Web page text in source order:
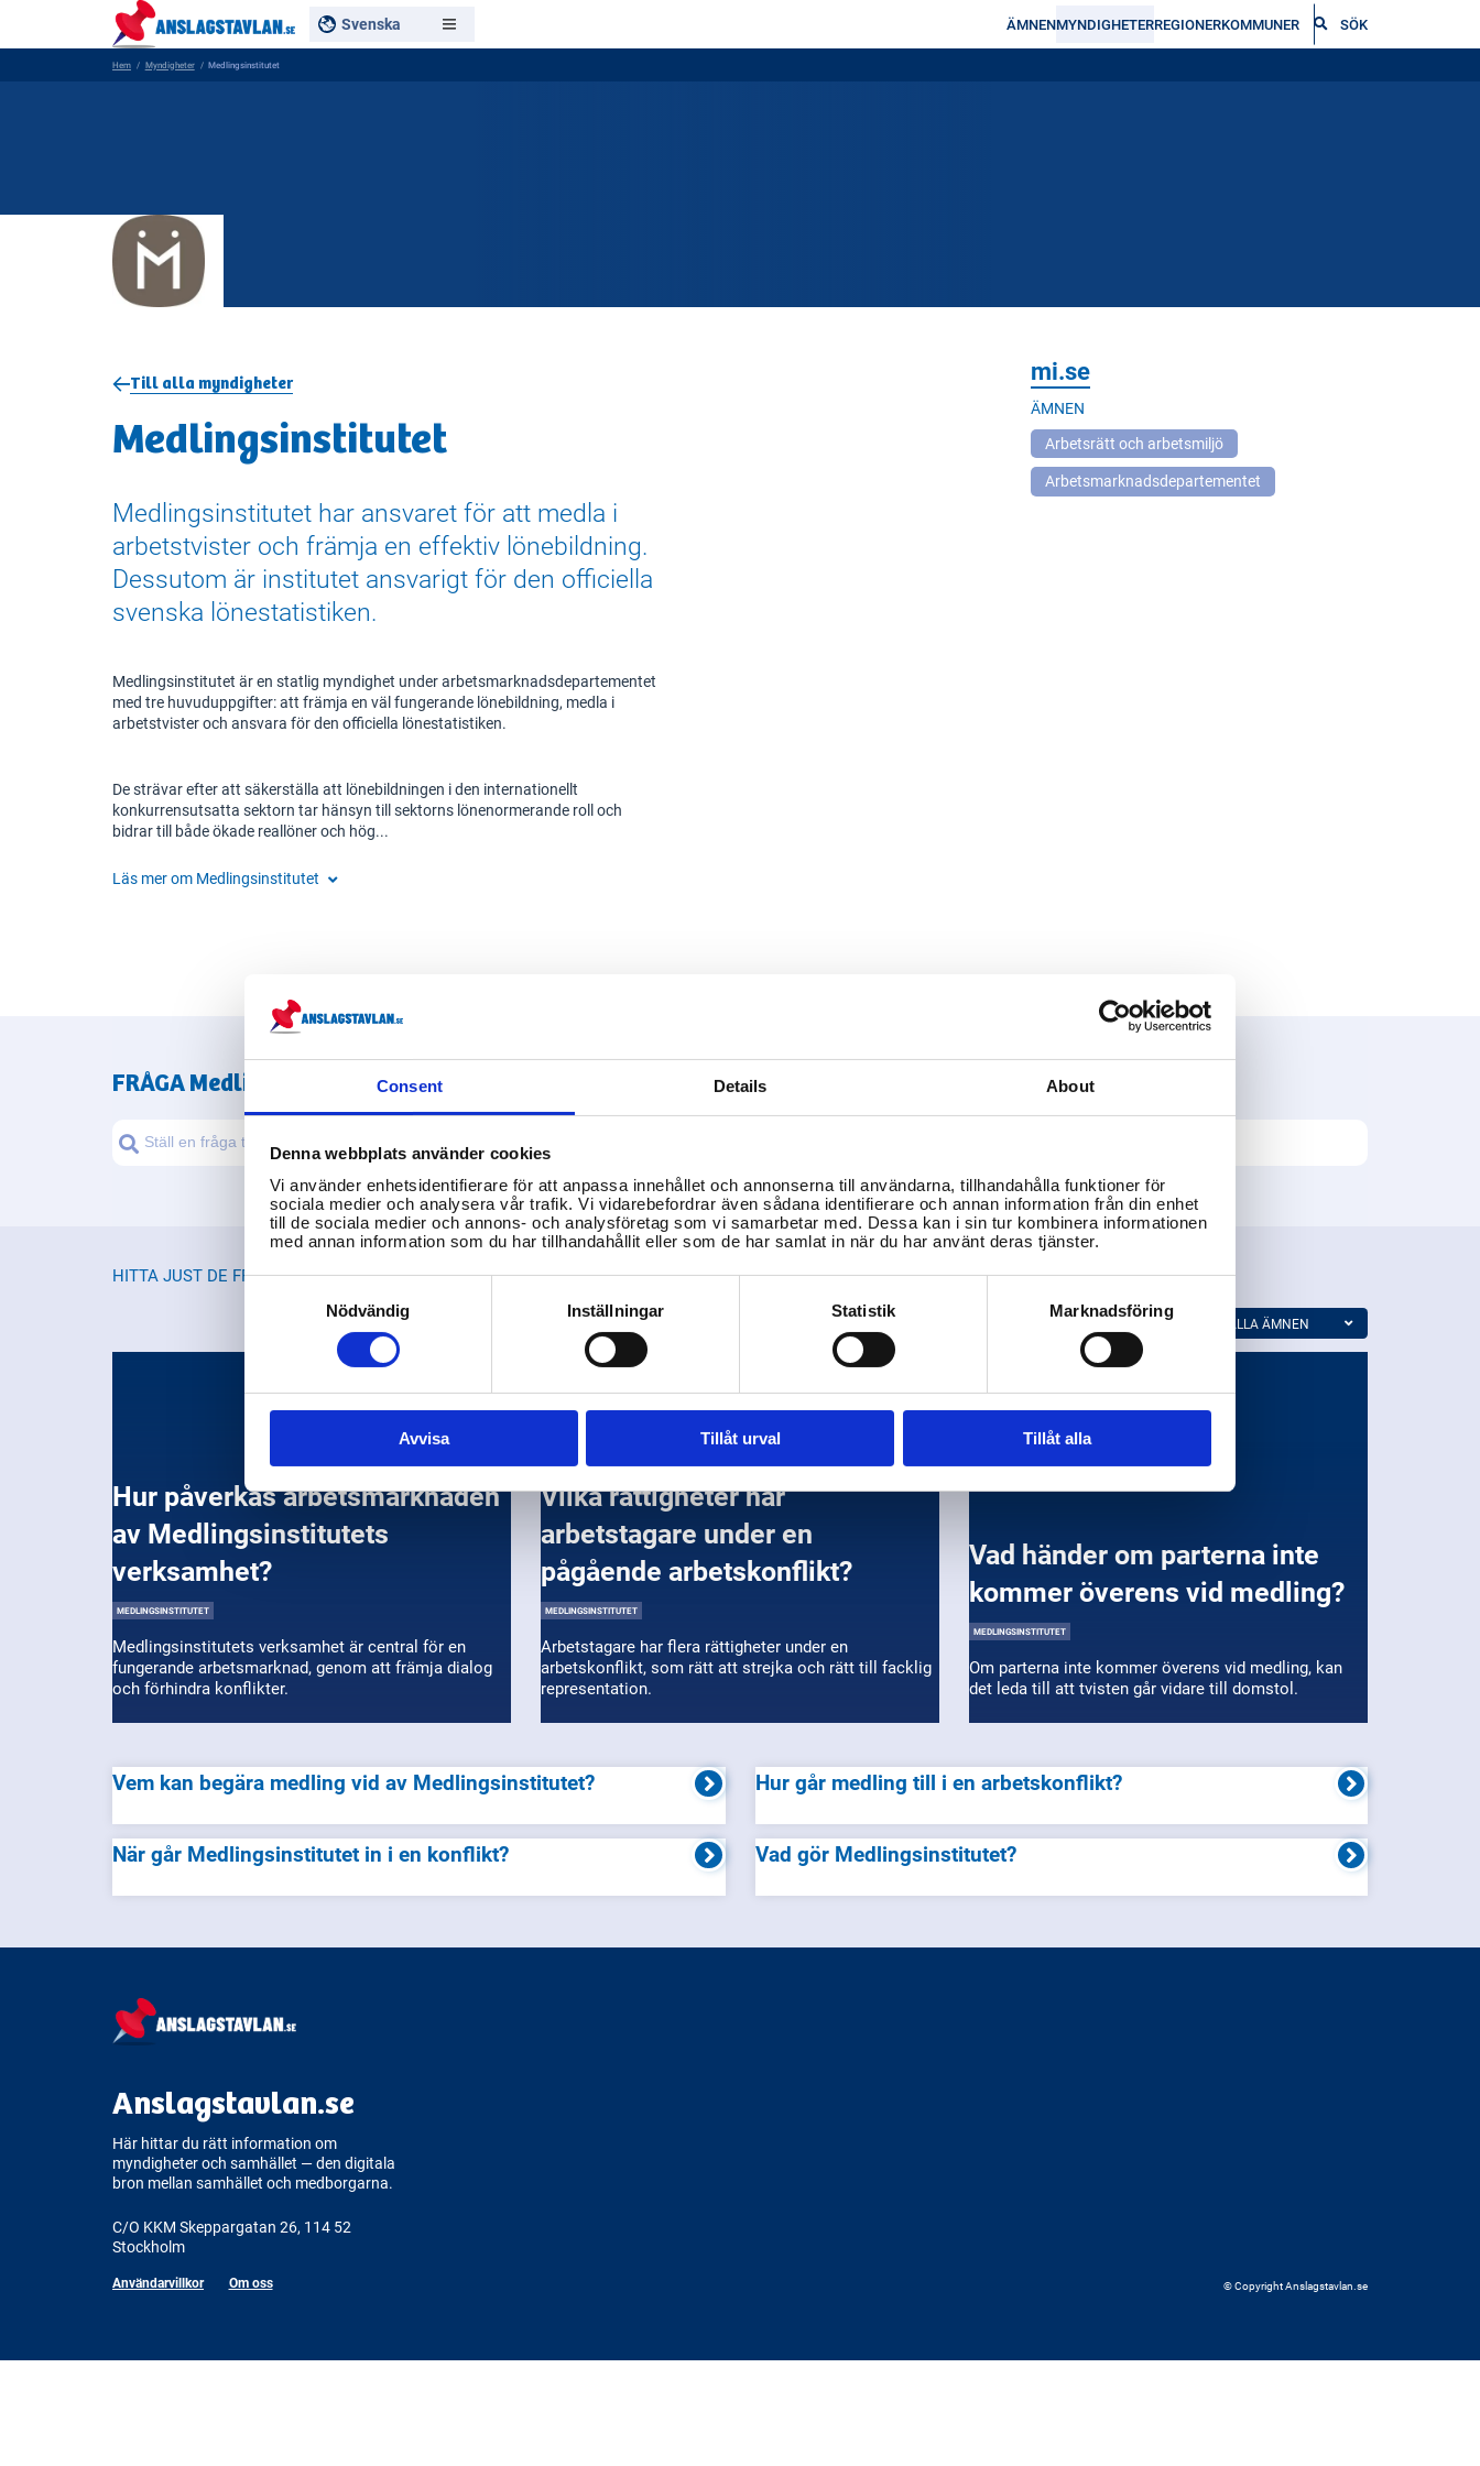
Consent Details About
Denna webbplats använder cookies
Vi använder enhetsidentifierare för att anpassa innehållet och annonserna till användarna, tillhandahålla funktioner för
sociala medier och analysera vår trafik. Vi vidarebefordrar även sådana identifierare och annan information från din enhet
till de sociala medier och annons- och analysföretag som vi samarbetar med. Dessa kan i sin tur kombinera informationen
med annan information som du har tillhandahållit eller som de har samlat in när du har använt deras tjänster.
Consent
Nödvändig Inställningar Statistik Marknadsföring
Avvisa Tillåt urval Tillåt alla
Svenska ÄMNENMYNDIGHETERREGIONERKOMMUNER SÖK
Hem Myndigheter Medlingsinstitutet
Till alla myndigheter
Medlingsinstitutet
Medlingsinstitutet har ansvaret för att medla i
arbetstvister och främja en effektiv lönebildning.
Dessutom är institutet ansvarigt för den officiella
svenska lönestatistiken.
Medlingsinstitutet är en statlig myndighet under arbetsmarknadsdepartementet
med tre huvuduppgifter: att främja en väl fungerande lönebildning, medla i
arbetstvister och ansvara för den officiella lönestatistiken.
De strävar efter att säkerställa att lönebildningen i den internationellt
konkurrensutsatta sektorn tar hänsyn till sektorns lönenormerande roll och
bidrar till både ökade reallöner och hög...
Läs mer om Medlingsinstitutet
mi.se
ÄMNEN
Arbetsrätt och arbetsmiljö
Arbetsmarknads­­departementet
FRÅGAMedlingsinstitutet
HITTA JUST DE FRÅGOR DU LETAR EFTER
ALLA ÄMNEN
Hur påverkas arbetsmarknaden
av Medlingsinstitutets
verksamhet?
MEDLINGSINSTITUTET
Medlingsinstitutets verksamhet är central för en
fungerande arbetsmarknad, genom att främja dialog
och förhindra konflikter.
Vilka rättigheter har
arbetstagare under en
pågående arbetskonflikt?
MEDLINGSINSTITUTET
Arbetstagare har flera rättigheter under en
arbetskonflikt, som rätt att strejka och rätt till facklig
representation.
Vad händer om parterna inte
kommer överens vid medling?
MEDLINGSINSTITUTET
Om parterna inte kommer överens vid medling, kan
det leda till att tvisten går vidare till domstol.
Vem kan begära medling vid av Medlingsinstitutet? Hur går medling till i en arbetskonflikt?
När går Medlingsinstitutet in i en konflikt? Vad gör Medlingsinstitutet?
Anslagstavlan.se
Här hittar du rätt information om
myndigheter och samhället — den digitala
bron mellan samhället och medborgarna.
C/O KKM Skeppargatan 26, 114 52
Stockholm
Användarvillkor Om oss © Copyright Anslagstavlan.se